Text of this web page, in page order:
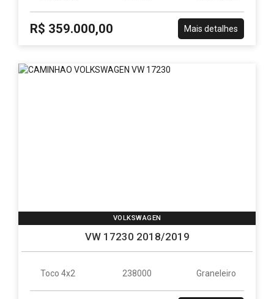
R$ 359.000,00 Mais detalhes
VOLKSWAGEN
VW 17230 2018/2019
Toco 4x2 238000 Graneleiro